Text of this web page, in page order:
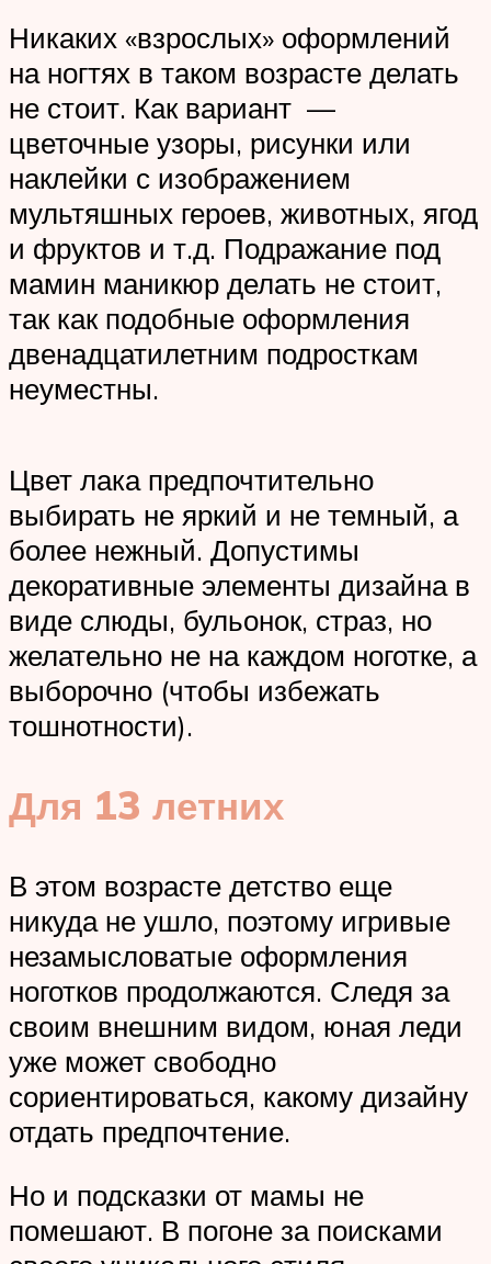
Никаких «взрослых» оформлений
на ногтях в таком возрасте делать
не стоит. Как вариант —
цветочные узоры, рисунки или
наклейки с изображением
мультяшных героев, животных, ягод
и фруктов и т.д. Подражание под
мамин маникюр делать не стоит,
так как подобные оформления
двенадцатилетним подросткам
неуместны.
Цвет лака предпочтительно
выбирать не яркий и не темный, а
более нежный. Допустимы
декоративные элементы дизайна в
виде слюды, бульонок, страз, но
желательно не на каждом ноготке, а
выборочно (чтобы избежать
тошнотности).
Для 13 летних
В этом возрасте детство еще
никуда не ушло, поэтому игривые
незамысловатые оформления
ноготков продолжаются. Следя за
своим внешним видом, юная леди
уже может свободно
сориентироваться, какому дизайну
отдать предпочтение.
Но и подсказки от мамы не
помешают. В погоне за поисками